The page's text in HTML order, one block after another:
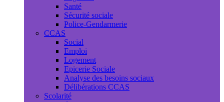
Santé
Sécurité sociale
Police-Gendarmerie
CCAS
Social
Emploi
Logement
Epicerie Sociale
Analyse des besoins sociaux
Délibérations CCAS
Scolarité